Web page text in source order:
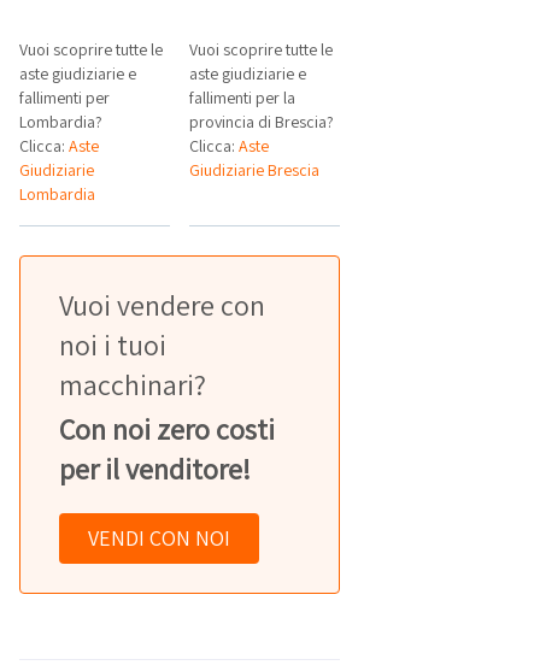
Vuoi scoprire tutte le
aste giudiziarie e
fallimenti per
Lombardia?
Clicca: Aste
Giudiziarie
Lombardia
Vuoi scoprire tutte le
aste giudiziarie e
fallimenti per la
provincia di Brescia?
Clicca:Aste
Giudiziarie Brescia
Vuoi vendere con
noi i tuoi
macchinari?
Con noi zero costi
per il venditore!
VENDI CON NOI